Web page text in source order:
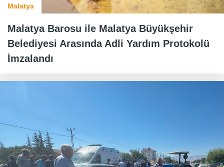
Malatya
Malatya Barosu ile Malatya Büyükşehir
Belediyesi Arasında Adli Yardım Protokolü
İmzalandı